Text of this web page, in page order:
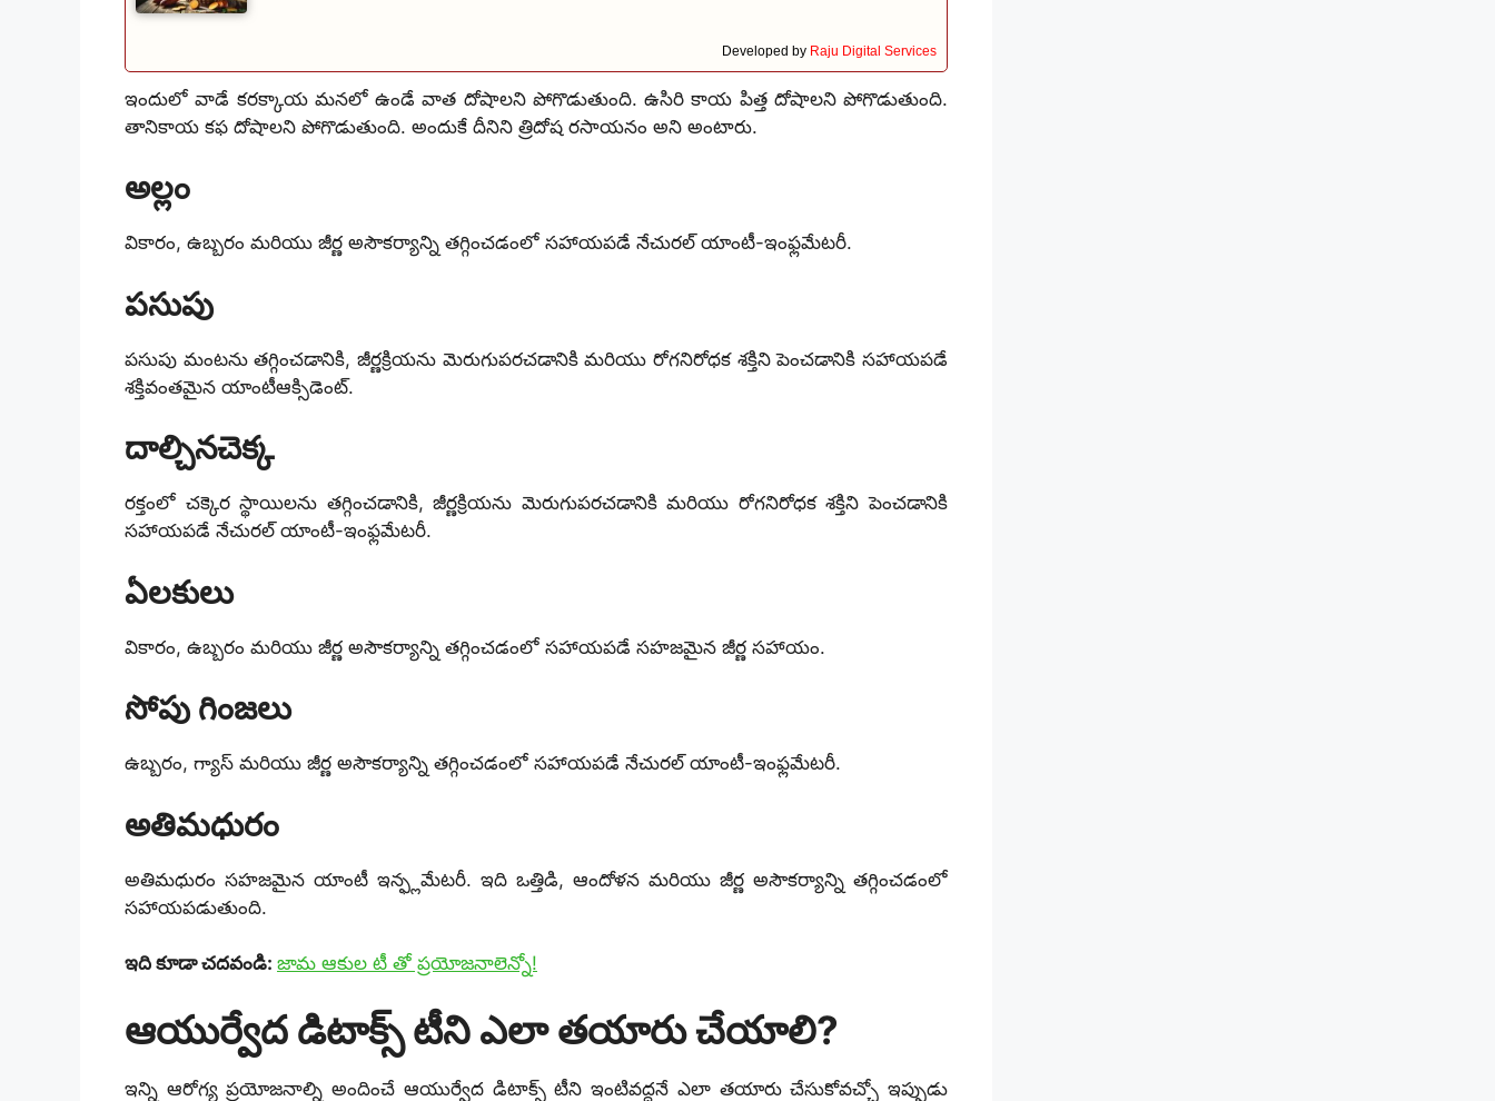
Developed by Raju Digital Services
ఇందులో వాడే కరక్కాయ మనలో ఉండే వాత దోషాలని పోగొడుతుంది. ఉసిరి కాయ పిత్త దోషాలని పోగొడుతుంది.
తానికాయ కఫ దోషాలని పోగొడుతుంది. అందుకే దీనిని త్రిదోష రసాయనం అని అంటారు.
అల్లం
వికారం, ఉబ్బరం మరియు జీర్ణ అసౌకర్యాన్ని తగ్గించడంలో సహాయపడే నేచురల్ యాంటీ-ఇంఫ్లమేటరీ.
పసుపు
పసుపు మంటను తగ్గించడానికి, జీర్ణక్రియను మెరుగుపరచడానికి మరియు రోగనిరోధక శక్తిని పెంచడానికి సహాయపడే
శక్తివంతమైన యాంటీఆక్సిడెంట్.
దాల్చినచెక్క
రక్తంలో చక్కెర స్థాయిలను తగ్గించడానికి, జీర్ణక్రియను మెరుగుపరచడానికి మరియు రోగనిరోధక శక్తిని పెంచడానికి
సహాయపడే నేచురల్ యాంటీ-ఇంఫ్లమేటరీ.
ఏలకులు
వికారం, ఉబ్బరం మరియు జీర్ణ అసౌకర్యాన్ని తగ్గించడంలో సహాయపడే సహజమైన జీర్ణ సహాయం.
సోపు గింజలు
ఉబ్బరం, గ్యాస్ మరియు జీర్ణ అసౌకర్యాన్ని తగ్గించడంలో సహాయపడే నేచురల్ యాంటీ-ఇంఫ్లమేటరీ.
అతిమధురం
అతిమధురం సహజమైన యాంటీ ఇన్ఫ్లమేటరీ. ఇది ఒత్తిడి, ఆందోళన మరియు జీర్ణ అసౌకర్యాన్ని తగ్గించడంలో
సహాయపడుతుంది.
ఇది కూడా చదవండి: జామ ఆకుల టీ తో ప్రయోజనాలెన్నో!
ఆయుర్వేద డిటాక్స్ టీని ఎలా తయారు చేయాలి?
ఇన్ని ఆరోగ్య ప్రయోజనాల్ని అందించే ఆయుర్వేద డిటాక్స్ టీని ఇంటివద్దనే ఎలా తయారు చేసుకోవచ్చో ఇప్పుడు